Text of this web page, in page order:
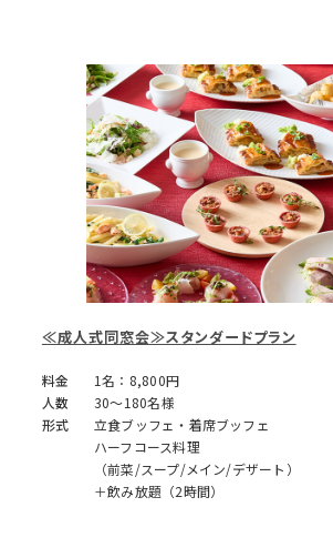
≪成人式同窓会≫スタンダードプラン
料金
1名：8,800円
人数
30～180名様
形式
立食ブッフェ・着席ブッフェ
ハーフコース料理
（前菜/スープ/メイン/デザート）
＋飲み放題（2時間）